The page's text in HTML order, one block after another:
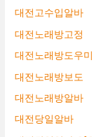
대전고수입알바
대전노래방고정
대전노래방도우미
대전노래방보도
대전노래방알바
대전당일알바